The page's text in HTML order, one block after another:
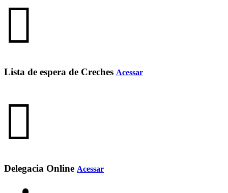
Lista de espera de Creches Acessar
Delegacia Online Acessar